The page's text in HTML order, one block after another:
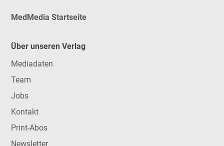
MedMedia Startseite
Über unseren Verlag
Mediadaten
Team
Jobs
Kontakt
Print-Abos
Newsletter